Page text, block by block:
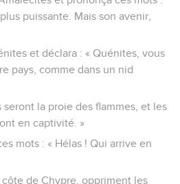
puissante. Mais son avenir,
et déclara : « Quénites, vous
pays, comme dans un nid
seront la proie des flammes, et les
en captivité. »
mots : « Hélas ! Qui arrive en
de Chypre, oppriment les